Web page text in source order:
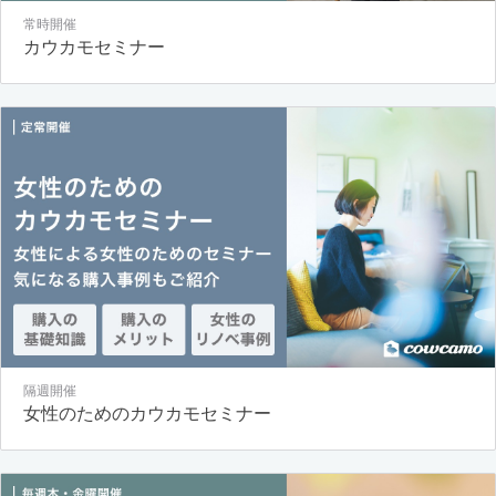
常時開催
カウカモセミナー
隔週開催
女性のためのカウカモセミナー